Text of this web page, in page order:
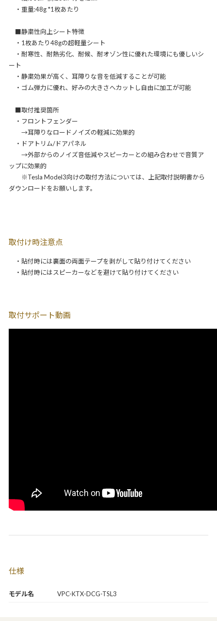
モデル名 VPC-KTX-DCG-TSL3
・重量:48g *1枚あたり
■静粛性向上シート特徴
・1枚あたり48gの超軽量シート
・耐寒性、耐熱劣化、耐候、耐オゾン性に優れた環境にも優しいシ
ート
・静粛効果が高く、耳障りな音を低減することが可能
・ゴム弾力に優れ、好みの大きさへカットし自由に加工が可能
■取付推奨箇所
・フロントフェンダー
→耳障りなロードノイズの軽減に効果的
・ドアトリム/ドアパネル
→外部からのノイズ音低減やスピーカーとの組み合わせで音質ア
ップに効果的
※Tesla Model3向けの取付方法については、上記取付説明書から
ダウンロードをお願いします。
取付け時注意点
・貼付時には裏面の両面テープを剥がして貼り付けてください
・貼付時にはスピーカーなどを避けて貼り付けてください
取付サポート動画
仕様